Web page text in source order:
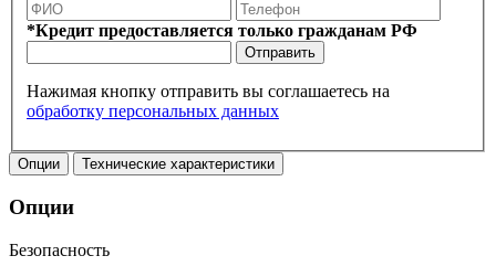
*Кредит предоставляется только гражданам РФ
Отправить
Нажимая кнопку отправить вы соглашаетесь на
обработку персональных данных
Опции Технические характеристики
Опции
Безопасность